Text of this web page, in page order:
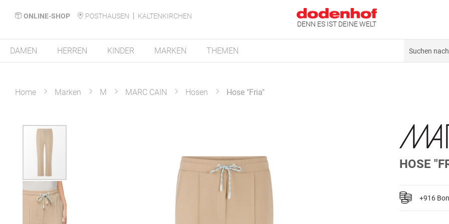
ONLINE-SHOP POSTHAUSEN
KALTENKIRCHEN
DENN ES IST DEINE WELT
DAMEN HERREN KINDER MARKEN THEMEN
Home Marken M MARC CAIN Hosen Hose "Fria"
Zum
Bildergalerie
HOSE
+916